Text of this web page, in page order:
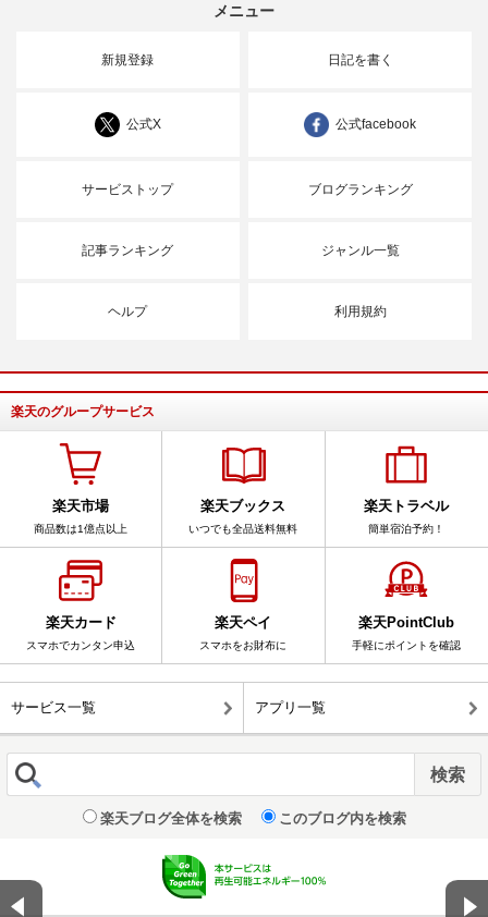
メニュー
新規登録 日記を書く
公式X 公式facebook
サービストップ ブログランキング
記事ランキング ジャンル一覧
ヘルプ 利用規約
楽天のグループサービス
楽天市場
商品数は1億点以上
楽天ブックス
いつでも全品送料無料
楽天トラベル
簡単宿泊予約！
楽天カード
スマホでカンタン申込
楽天ペイ
スマホをお財布に
楽天PointClub
手軽にポイントを確認
サービス一覧 アプリ一覧
楽天ブログ全体を検索 このブログ内を検索